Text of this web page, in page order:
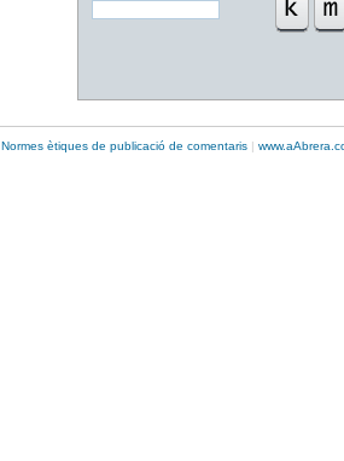
Normes ètiques de publicació de comentaris | www.aAbrera